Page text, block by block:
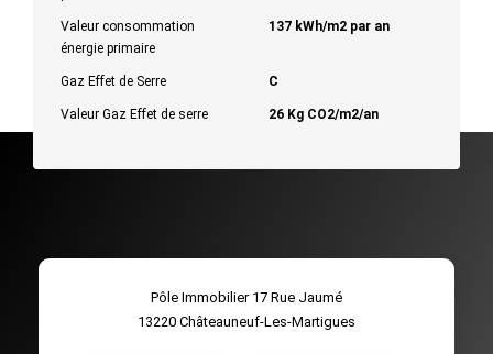
Valeur consommation
énergie primaire
137 kWh/m2 par an
Gaz Effet de Serre C
Valeur Gaz Effet de serre 26 Kg CO2/m2/an
Pôle Immobilier 17 Rue Jaumé
13220 Châteauneuf-Les-Martigues